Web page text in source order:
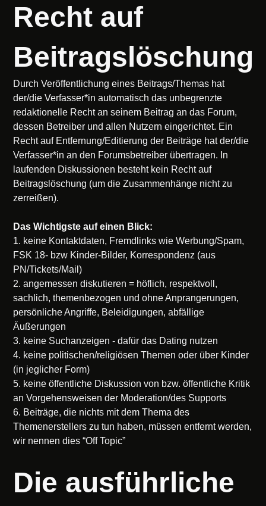
Recht auf
Beitragslöschung
Durch Veröffentlichung eines Beitrags/Themas hat
der/die Verfasser*in automatisch das unbegrenzte
redaktionelle Recht an seinem Beitrag an das Forum,
dessen Betreiber und allen Nutzern eingerichtet. Ein
Recht auf Entfernung/Editierung der Beiträge hat der/die
Verfasser*in an den Forumsbetreiber übertragen. In
laufenden Diskussionen besteht kein Recht auf
Beitragslöschung (um die Zusammenhänge nicht zu
zerreißen).
Das Wichtigste auf einen Blick:
1. keine Kontaktdaten, Fremdlinks wie Werbung/Spam,
FSK 18- bzw Kinder-Bilder, Korrespondenz (aus
PN/Tickets/Mail)
2. angemessen diskutieren = höflich, respektvoll,
sachlich, themenbezogen und ohne Anprangerungen,
persönliche Angriffe, Beleidigungen, abfällige
Äußerungen
3. keine Suchanzeigen - dafür das Dating nutzen
4. keine politischen/religiösen Themen oder über Kinder
(in jeglicher Form)
5. keine öffentliche Diskussion von bzw. öffentliche Kritik
an Vorgehensweisen der Moderation/des Supports
6. Beiträge, die nichts mit dem Thema des
Themenerstellers zu tun haben, müssen entfernt werden,
wir nennen dies “Off Topic”
Die ausführliche